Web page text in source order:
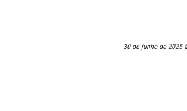
30 de junho de 2025